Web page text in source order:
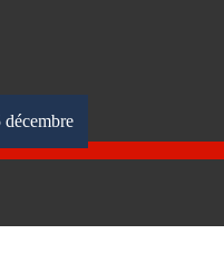
décembre